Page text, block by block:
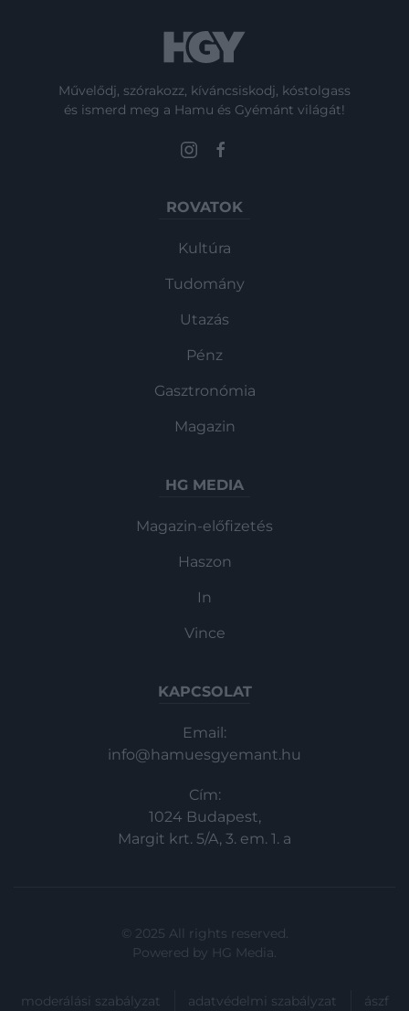
Művelődj, szórakozz, kíváncsiskodj, kóstolgass
és ismerd meg a Hamu és Gyémánt világát!
ROVATOK
Kultúra
Tudomány
Utazás
Pénz
Gasztronómia
Magazin
HG MEDIA
Magazin-előfizetés
Haszon
In
Vince
KAPCSOLAT
Email:
info@hamuesgyemant.hu
Cím:
1024 Budapest,
Margit krt. 5/A, 3. em. 1. a
© 2025 All rights reserved.
Powered by HG Media.
moderálási szabályzat adatvédelmi szabályzat ászf